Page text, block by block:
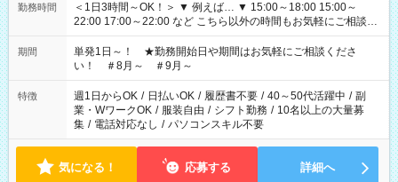
勤務時間
＜1日3時間～OK！＞ ▼ 例えば… ▼ 15:00～18:00 15:00～
22:00 17:00～22:00 など こちら以外の時間もお気軽にご相談く
ださい！
期間
単発1日～！ ★勤務開始日や期間はお気軽にご相談くださ
い！ ＃8月～ ＃9月～
特徴 週1日からOK / 日払いOK / 履歴書不要 / 40～50代活躍中 / 副
業・WワークOK / 服装自由 / シフト勤務 / 10名以上の大量募
集 / 電話対応なし / パソコンスキル不要
気になる！ 応募する 詳細へ